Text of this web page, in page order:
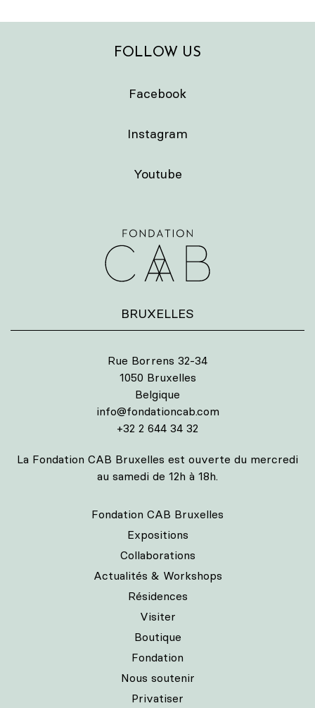
FOLLOW US
Facebook
Instagram
Youtube
BRUXELLES
Rue Borrens 32-34
1050 Bruxelles
Belgique
info@fondationcab.com
+32 2 644 34 32
La Fondation CAB Bruxelles est ouverte du mercredi
au samedi de 12h à 18h.
Fondation CAB Bruxelles
Expositions
Collaborations
Actualités & Workshops
Résidences
Visiter
Boutique
Fondation
Nous soutenir
Privatiser